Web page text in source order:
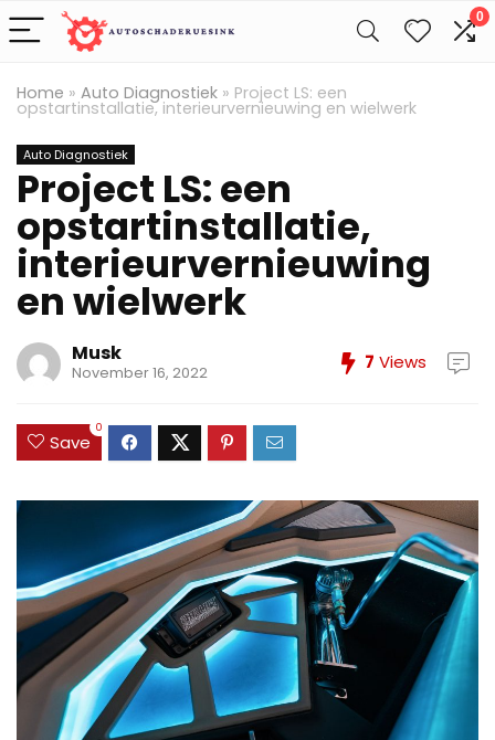
0
Home » Auto Diagnostiek » Project LS: een
opstartinstallatie, interieurvernieuwing en wielwerk
Auto Diagnostiek
Project LS: een
opstartinstallatie,
interieurvernieuwing
en wielwerk
Musk
November 16, 2022 7 Views
Save
0